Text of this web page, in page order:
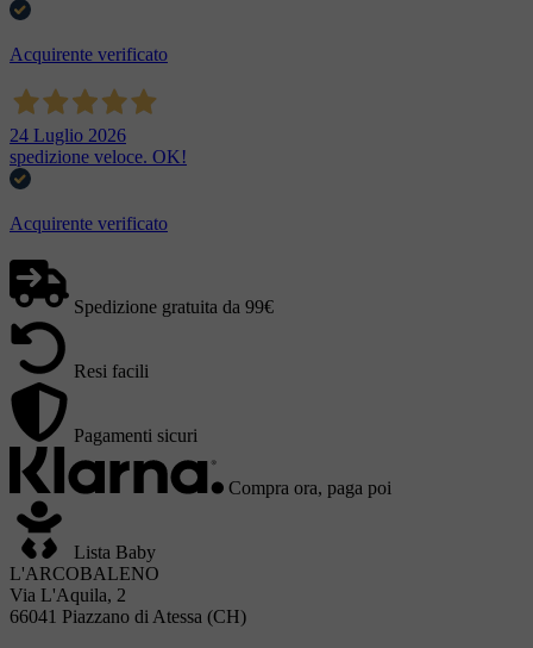
Acquirente verificato
24 Luglio 2026
spedizione veloce. OK!
Acquirente verificato
Spedizione gratuita da 99€
Resi facili
Pagamenti sicuri
Compra ora, paga poi
Lista Baby
L'ARCOBALENO
Via L'Aquila, 2
66041 Piazzano di Atessa (CH)